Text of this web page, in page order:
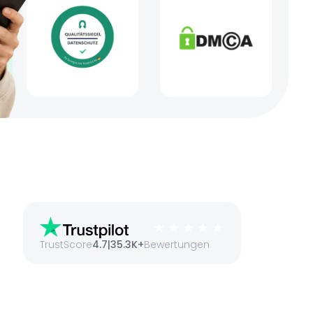
TrustScore4.7|35.3K+Bewertungen